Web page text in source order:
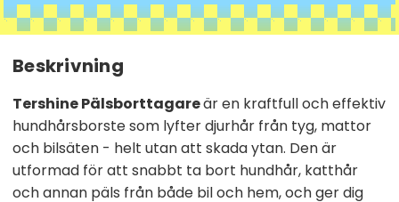
Beskrivning
Tershine Pälsborttagareär en kraftfull och effektiv
hundhårsborste som lyfter djurhår från tyg, mattor
och bilsäten - helt utan att skada ytan. Den är
utformad för att snabbt ta bort hundhår, katthår
och annan päls från både bil och hem, och ger dig